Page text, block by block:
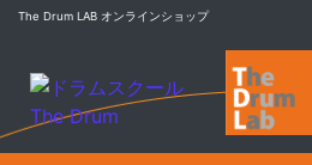
The Drum LAB オンラインショップ